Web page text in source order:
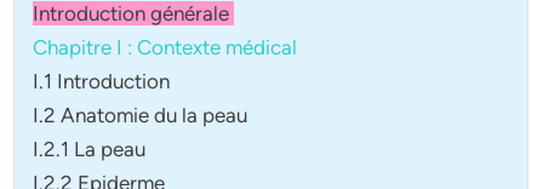
Introduction générale
Chapitre I : Contexte médical
I.1 Introduction
I.2 Anatomie du la peau
I.2.1 La peau
I.2.2 Epiderme